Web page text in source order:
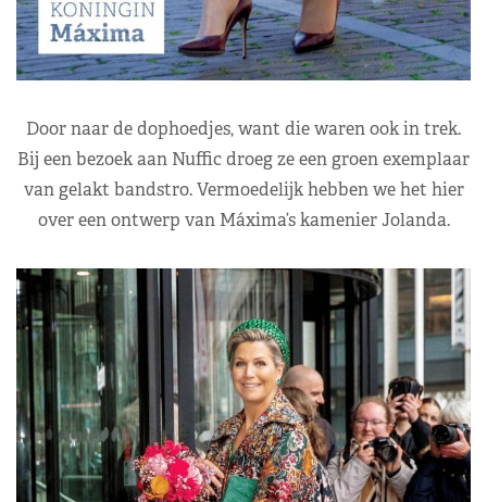
Door naar de dophoedjes, want die waren ook in trek.
Bij een bezoek aan Nuffic droeg ze een groen exemplaar
van gelakt bandstro. Vermoedelijk hebben we het hier
over een ontwerp van Máxima’s kamenier Jolanda.